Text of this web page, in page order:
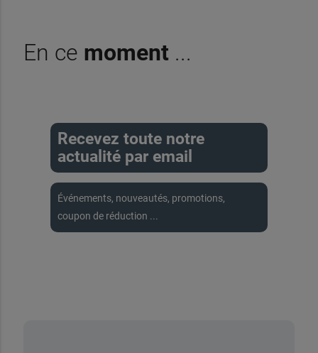
En ce moment ...
Recevez toute notre
actualité par email
Événements, nouveautés, promotions,
coupon de réduction ...